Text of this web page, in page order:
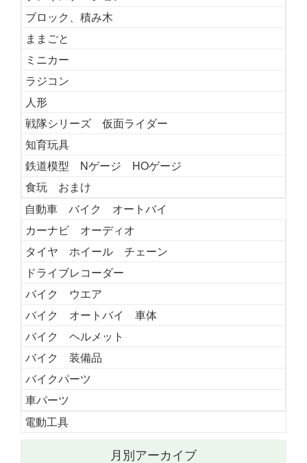
ブロック、積み木
ままごと
ミニカー
ラジコン
人形
戦隊シリーズ 仮面ライダー
知育玩具
鉄道模型 Nゲージ HOゲージ
食玩 おまけ
自動車 バイク オートバイ
カーナビ オーディオ
タイヤ ホイール チェーン
ドライブレコーダー
バイク ウエア
バイク オートバイ 車体
バイク ヘルメット
バイク 装備品
バイクパーツ
車パーツ
電動工具
月別アーカイブ